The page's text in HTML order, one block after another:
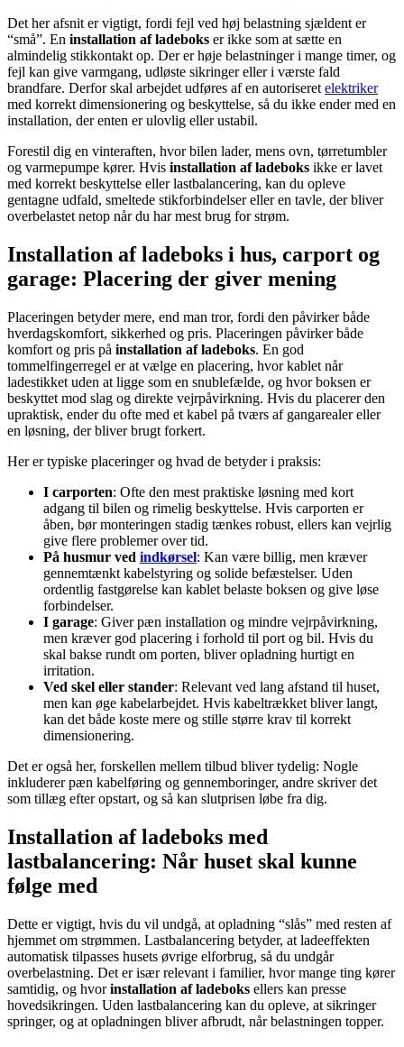
Det her afsnit er vigtigt, fordi fejl ved høj belastning sjældent er
“små”. En installation af ladeboks er ikke som at sætte en
almindelig stikkontakt op. Der er høje belastninger i mange timer, og
fejl kan give varmgang, udløste sikringer eller i værste fald
brandfare. Derfor skal arbejdet udføres af en autoriseret elektriker
med korrekt dimensionering og beskyttelse, så du ikke ender med en
installation, der enten er ulovlig eller ustabil.
Forestil dig en vinteraften, hvor bilen lader, mens ovn, tørretumbler
og varmepumpe kører. Hvis installation af ladeboks ikke er lavet
med korrekt beskyttelse eller lastbalancering, kan du opleve
gentagne udfald, smeltede stikforbindelser eller en tavle, der bliver
overbelastet netop når du har mest brug for strøm.
Installation af ladeboks i hus, carport og
garage: Placering der giver mening
Placeringen betyder mere, end man tror, fordi den påvirker både
hverdagskomfort, sikkerhed og pris. Placeringen påvirker både
komfort og pris på installation af ladeboks. En god
tommelfingerregel er at vælge en placering, hvor kablet når
ladestikket uden at ligge som en snublefælde, og hvor boksen er
beskyttet mod slag og direkte vejrpåvirkning. Hvis du placerer den
upraktisk, ender du ofte med et kabel på tværs af gangarealer eller
en løsning, der bliver brugt forkert.
Her er typiske placeringer og hvad de betyder i praksis:
I carporten: Ofte den mest praktiske løsning med kort
adgang til bilen og rimelig beskyttelse. Hvis carporten er
åben, bør monteringen stadig tænkes robust, ellers kan vejrlig
give flere problemer over tid.
På husmur ved indkørsel: Kan være billig, men kræver
gennemtænkt kabelstyring og solide befæstelser. Uden
ordentlig fastgørelse kan kablet belaste boksen og give løse
forbindelser.
I garage: Giver pæn installation og mindre vejrpåvirkning,
men kræver god placering i forhold til port og bil. Hvis du
skal bakse rundt om porten, bliver opladning hurtigt en
irritation.
Ved skel eller stander: Relevant ved lang afstand til huset,
men kan øge kabelarbejdet. Hvis kabeltrækket bliver langt,
kan det både koste mere og stille større krav til korrekt
dimensionering.
Det er også her, forskellen mellem tilbud bliver tydelig: Nogle
inkluderer pæn kabelføring og gennemboringer, andre skriver det
som tillæg efter opstart, og så kan slutprisen løbe fra dig.
Installation af ladeboks med
lastbalancering: Når huset skal kunne
følge med
Dette er vigtigt, hvis du vil undgå, at opladning “slås” med resten af
hjemmet om strømmen. Lastbalancering betyder, at ladeeffekten
automatisk tilpasses husets øvrige elforbrug, så du undgår
overbelastning. Det er især relevant i familier, hvor mange ting kører
samtidig, og hvorinstallation af ladeboks ellers kan presse
hovedsikringen. Uden lastbalancering kan du opleve, at sikringer
springer, og at opladningen bliver afbrudt, når belastningen topper.